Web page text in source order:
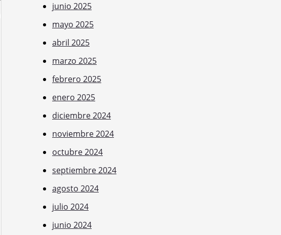
junio 2025
mayo 2025
abril 2025
marzo 2025
febrero 2025
enero 2025
diciembre 2024
noviembre 2024
octubre 2024
septiembre 2024
agosto 2024
julio 2024
junio 2024